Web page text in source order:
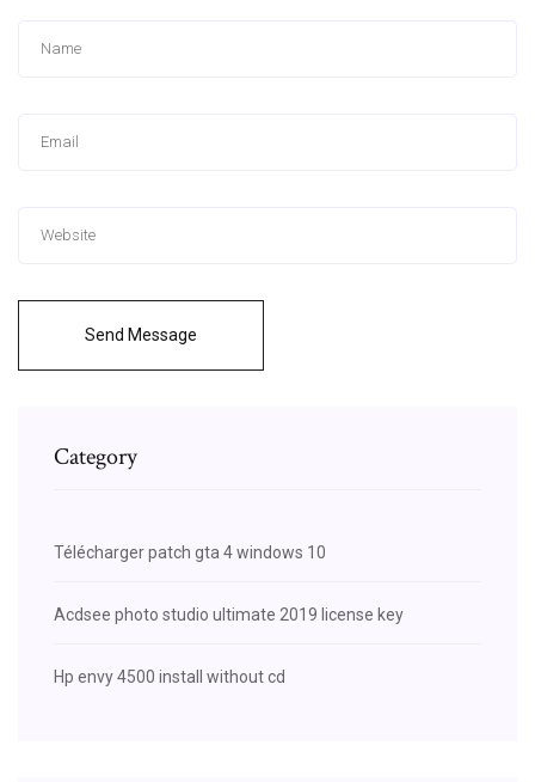
Send Message
Category
Télécharger patch gta 4 windows 10
Acdsee photo studio ultimate 2019 license key
Hp envy 4500 install without cd